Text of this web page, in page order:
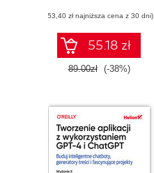
aplikacji
(53,40 zł najniższa cena z 30 dni)
55.18 zł
89.00zł (-38%)